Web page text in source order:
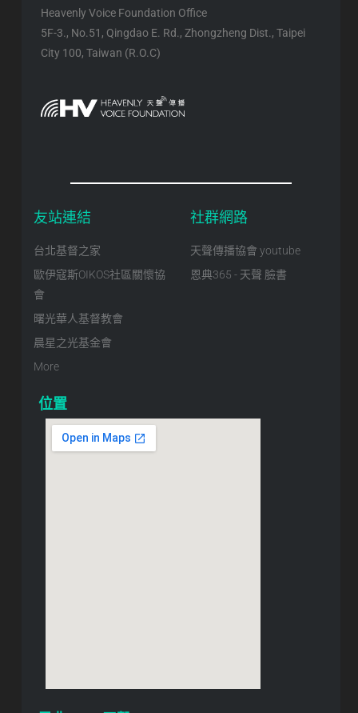
Heavenly Voice Foundation Office
5F-3., No.51, Qingdao E. Rd., Zhongzheng Dist., Taipei
City 100, Taiwan (R.O.C)
友站連結
台北基督之家
歐伊寇斯OIKOS社區關懷協
會
曙光華人基督教會
晨星之光基金會
More
社群網路
天聲傳播協會 youtube
恩典365 - 天聲 臉書
位置